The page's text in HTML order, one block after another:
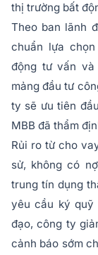
thị trường bất
Theo ban lãnh
chuẩn lựa
động tư vấn
mảng đầu tư
ty sẽ ưu tiên
MBB đã thẩm
Rủi ro từ cho
sử, không có
trung tín dụng
yêu cầu ký quỹ
đạo, công ty
cảnh báo sớm